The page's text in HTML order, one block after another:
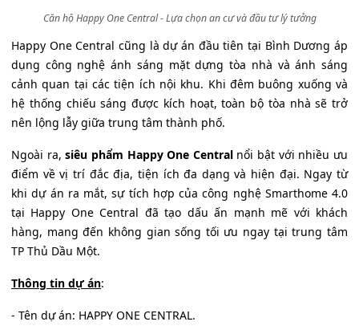
Căn hộ Happy One Central - Lựa chọn an cư và đầu tư lý tưởng
Happy One Central cũng là dự án đầu tiên tại Bình Dương áp
dụng công nghệ ánh sáng mặt dựng tòa nhà và ánh sáng
cảnh quan tại các tiện ích nội khu. Khi đêm buông xuống và
hệ thống chiếu sáng được kích hoạt, toàn bộ tòa nhà sẽ trở
nên lộng lẫy giữa trung tâm thành phố.
Ngoài ra,siêu phẩm Happy One Centralnổi bật với nhiều ưu
điểm về vị trí đắc địa, tiện ích đa dạng và hiện đại. Ngay từ
khi dự án ra mắt, sự tích hợp của công nghệ Smarthome 4.0
tại Happy One Central đã tạo dấu ấn mạnh mẽ với khách
hàng, mang đến không gian sống tối ưu ngay tại trung tâm
TP Thủ Dầu Một.
Thông tin dự án:
- Tên dự án: HAPPY ONE CENTRAL.